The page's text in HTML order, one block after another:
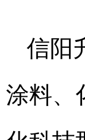
信阳
涂料、